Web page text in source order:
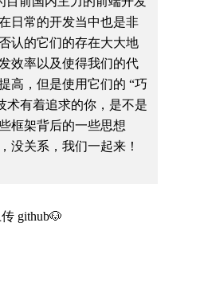
日常的开发当中也是非
认的它们的存在大大地
效率以及使得我们的代
高，但是使用它们的 “巧
术有着追求的你，是不是
框架背后的一些思想
没关系，我们一起来！
github🐶